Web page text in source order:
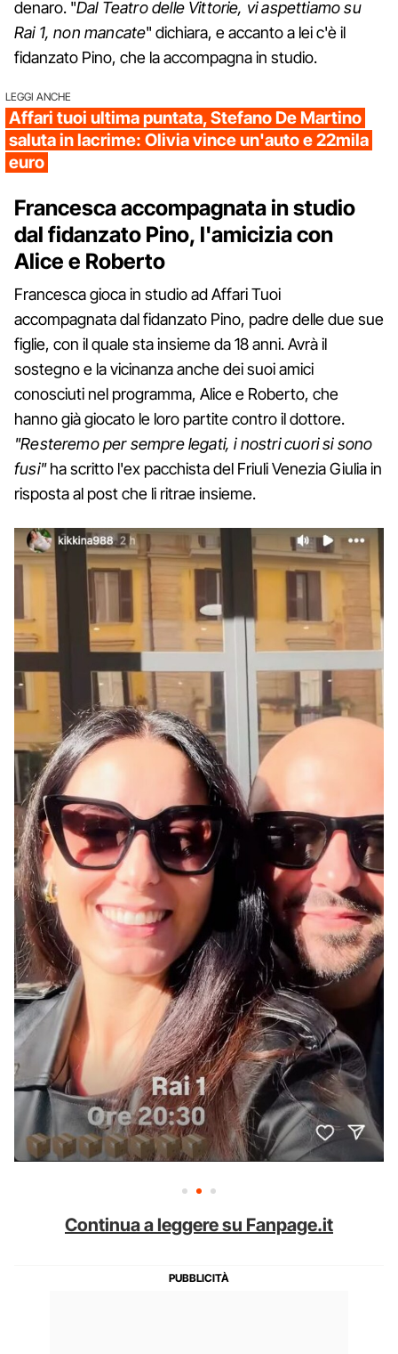
denaro. "Dal Teatro delle Vittorie, vi aspettiamo su
Rai 1, non mancate" dichiara, e accanto a lei c'è il
fidanzato Pino, che la accompagna in studio.
LEGGI ANCHE
Affari tuoi ultima puntata, Stefano De Martino
saluta in lacrime: Olivia vince un'auto e 22mila
euro
Francesca accompagnata in studio
dal fidanzato Pino, l'amicizia con
Alice e Roberto
Francesca gioca in studio ad Affari Tuoi
accompagnata dal fidanzato Pino, padre delle due sue
figlie, con il quale sta insieme da 18 anni. Avrà il
sostegno e la vicinanza anche dei suoi amici
conosciuti nel programma, Alice e Roberto, che
hanno già giocato le loro partite contro il dottore.
"Resteremo per sempre legati, i nostri cuori si sono
fusi"ha scritto l'ex pacchista del Friuli Venezia Giulia in
risposta al post che li ritrae insieme.
Continua a leggere su Fanpage.it